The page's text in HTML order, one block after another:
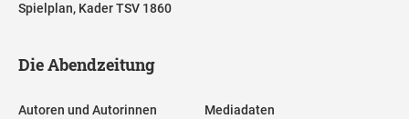
Spielplan, Kader TSV 1860
Die Abendzeitung
Autoren und Autorinnen Mediadaten